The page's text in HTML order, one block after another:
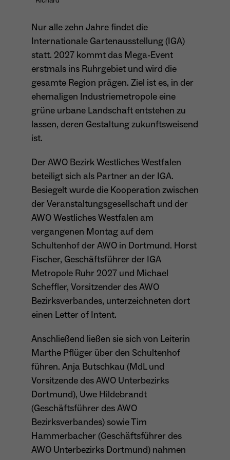
Name PHPSESSID
Anbieter Session Cookies
Laufzeit
Sessio-Cookie wird beim Schliessen der
Webseite wieder gelöscht
Zweck
PHPs Standard Sitzungs-Identifikation
(Formulare).
Name be_typo_user
Anbieter
Laufzeit Ende der Sitzung
Dieser Cookie teilt der Webseite mit, ob ein
und die Rechte besitzt diese zu verwalten.
Name cookie_optin
Anbieter Sgalinski
Laufzeit 1 Monat
Zweck
Speichert den Zustimmungsstatus des
Benutzers für Cookies auf der aktuellen
Domäne.
Laufzeit 13 Monate
Zweck
Dient zur anonymen Wiedererkennung eines
Besuchers.
Name _pk_ses*
Anbieter
Laufzeit 30 Minuten
Zweck
Speichert vorübergehend Daten der
aktuellen Sitzung.
Name _pk_ref.*
Anbieter Matomo
Laufzeit 6 Monate
Zweck Speichert die Herkunft des Besuchers.
Name MATOMO_SESSID
Anbieter Matomo
Laufzeit Sitzung
Zweck
Temporäre Session-ID, ohne
personenbezogene Daten.
Aktivierung Mehrsprachigkeit
Diese Cookies ermöglichen die automatische Übersetzung
der Website-Inhalte durch GTranslate.
Name googtrans
Anbieter GTranslate Inc.
Laufzeit
Website.
Cookie-Informationen anzeigen
Nur alle zehn Jahre findet die
Internationale Gartenausstellung (IGA)
statt. 2027 kommt das Mega-Event
erstmals ins Ruhrgebiet und wird die
gesamte Region prägen. Ziel ist es, in der
ehemaligen Industriemetropole eine
grüne urbane Landschaft entstehen zu
lassen, deren Gestaltung zukunftsweisend
ist.
Der AWO Bezirk Westliches Westfalen
beteiligt sich als Partner an der IGA.
Besiegelt wurde die Kooperation zwischen
der Veranstaltungsgesellschaft und der
AWO Westliches Westfalen am
vergangenen Montag auf dem
Schultenhof der AWO in Dortmund. Horst
Fischer, Geschäftsführer der IGA
Metropole Ruhr 2027 und Michael
Scheffler, Vorsitzender des AWO
Bezirksverbandes, unterzeichneten dort
einen Letter of Intent.
Anschließend ließen sie sich von Leiterin
Marthe Pflüger über den Schultenhof
führen. Anja Butschkau (MdL und
Vorsitzende des AWO Unterbezirks
Dortmund), Uwe Hildebrandt
(Geschäftsführer des AWO
Bezirksverbandes) sowie Tim
Hammerbacher (Geschäftsführer des
AWO Unterbezirks Dortmund) nahmen